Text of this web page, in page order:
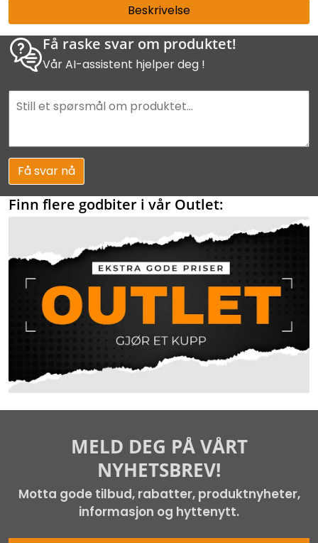
Beskrivelse
Få raske svar om produktet!
Vår AI-assistent hjelper deg !
Få svar nå
Finn flere godbiter i vår Outlet:
MELD DEG PÅ VÅRT
NYHETSBREV!
Motta gode tilbud, rabatter, produktnyheter,
informasjon og hyttenytt.